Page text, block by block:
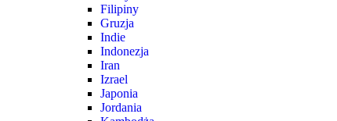
Filipiny
Gruzja
Indie
Indonezja
Iran
Izrael
Japonia
Jordania